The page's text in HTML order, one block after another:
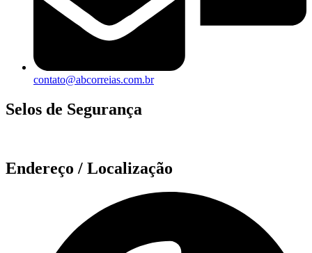
contato@abcorreias.com.br
Selos de Segurança
Endereço / Localização